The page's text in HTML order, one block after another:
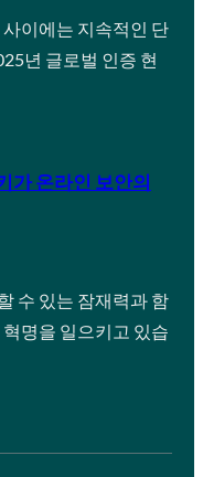
이에는 지속적인 단
년 글로벌 인증 현
가 온라인 보안의
수 있는 잠재력과 함
명을 일으키고 있습